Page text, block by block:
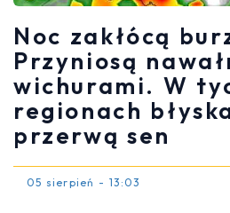
Noc zakłócą
Przyniosą
wichurami. W
regionach
przerwą sen
05 sierpień - 13:03